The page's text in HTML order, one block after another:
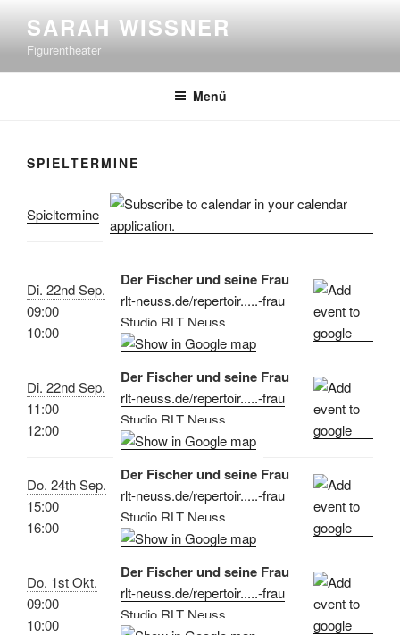
Inhalt
springen
SARAH WISSNER
Figurentheater
Menü
SPIELTERMINE
Spieltermine
Di. 22nd Sep.
09:00
10:00
Der Fischer und seine Frau
rlt-neuss.de/repertoir.....-frau
Studio RLT Neuss
Di. 22nd Sep.
11:00
12:00
Der Fischer und seine Frau
rlt-neuss.de/repertoir.....-frau
Studio RLT Neuss
Do. 24th Sep.
15:00
16:00
Der Fischer und seine Frau
rlt-neuss.de/repertoir.....-frau
Studio RLT Neuss
Do. 1st Okt.
09:00
10:00
Der Fischer und seine Frau
rlt-neuss.de/repertoir.....-frau
Studio RLT Neuss